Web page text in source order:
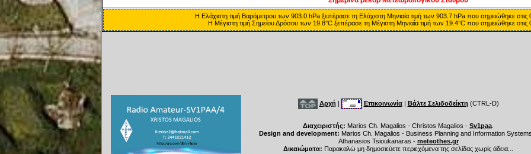
Η Ελάχιστη τιμή Βαρόμετρου των 903.0 hPa ξεπέρασε τη Ελάχιστη Μηνιαία τιμή των 903.7 hPa που σημειώθηκε
Η Μέγιστη τιμή Σημείου Δρόσου των 19.8°C ξεπέρασε τη Μέγιστη Μηνιαία τιμή των 19.4°C που σημειώθηκε στις
Αρχή | Επικοινωνία | Βάλτε Σελιδοδείκτη (CTRL-D)
Διαχειριστής: Marios Ch. Magalios - Christos Magalios - Sv1paa
Design and development: Marios Ch. Magalios - Business Planning and Information
Athanasios Tsioukanaras - meteothes.gr
Δικαιώματα: Παρακαλώ μη δημοσιεύετε περιεχόμενα της σελίδας χωρίς άδεια...